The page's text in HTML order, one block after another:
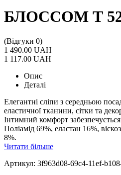
БЛОССОМ Т
(Відгуки 0)
1 490.00 UAH
1 117.00 UAH
Опис
Деталі
Елегантні сліпи з середньою
еластичної тканини, сітки та
Інтимний комфорт
Поліамід 69%, еластан 16%,
8%.
Читати більше
Артикул: 3f963d08-69c4-11ef-